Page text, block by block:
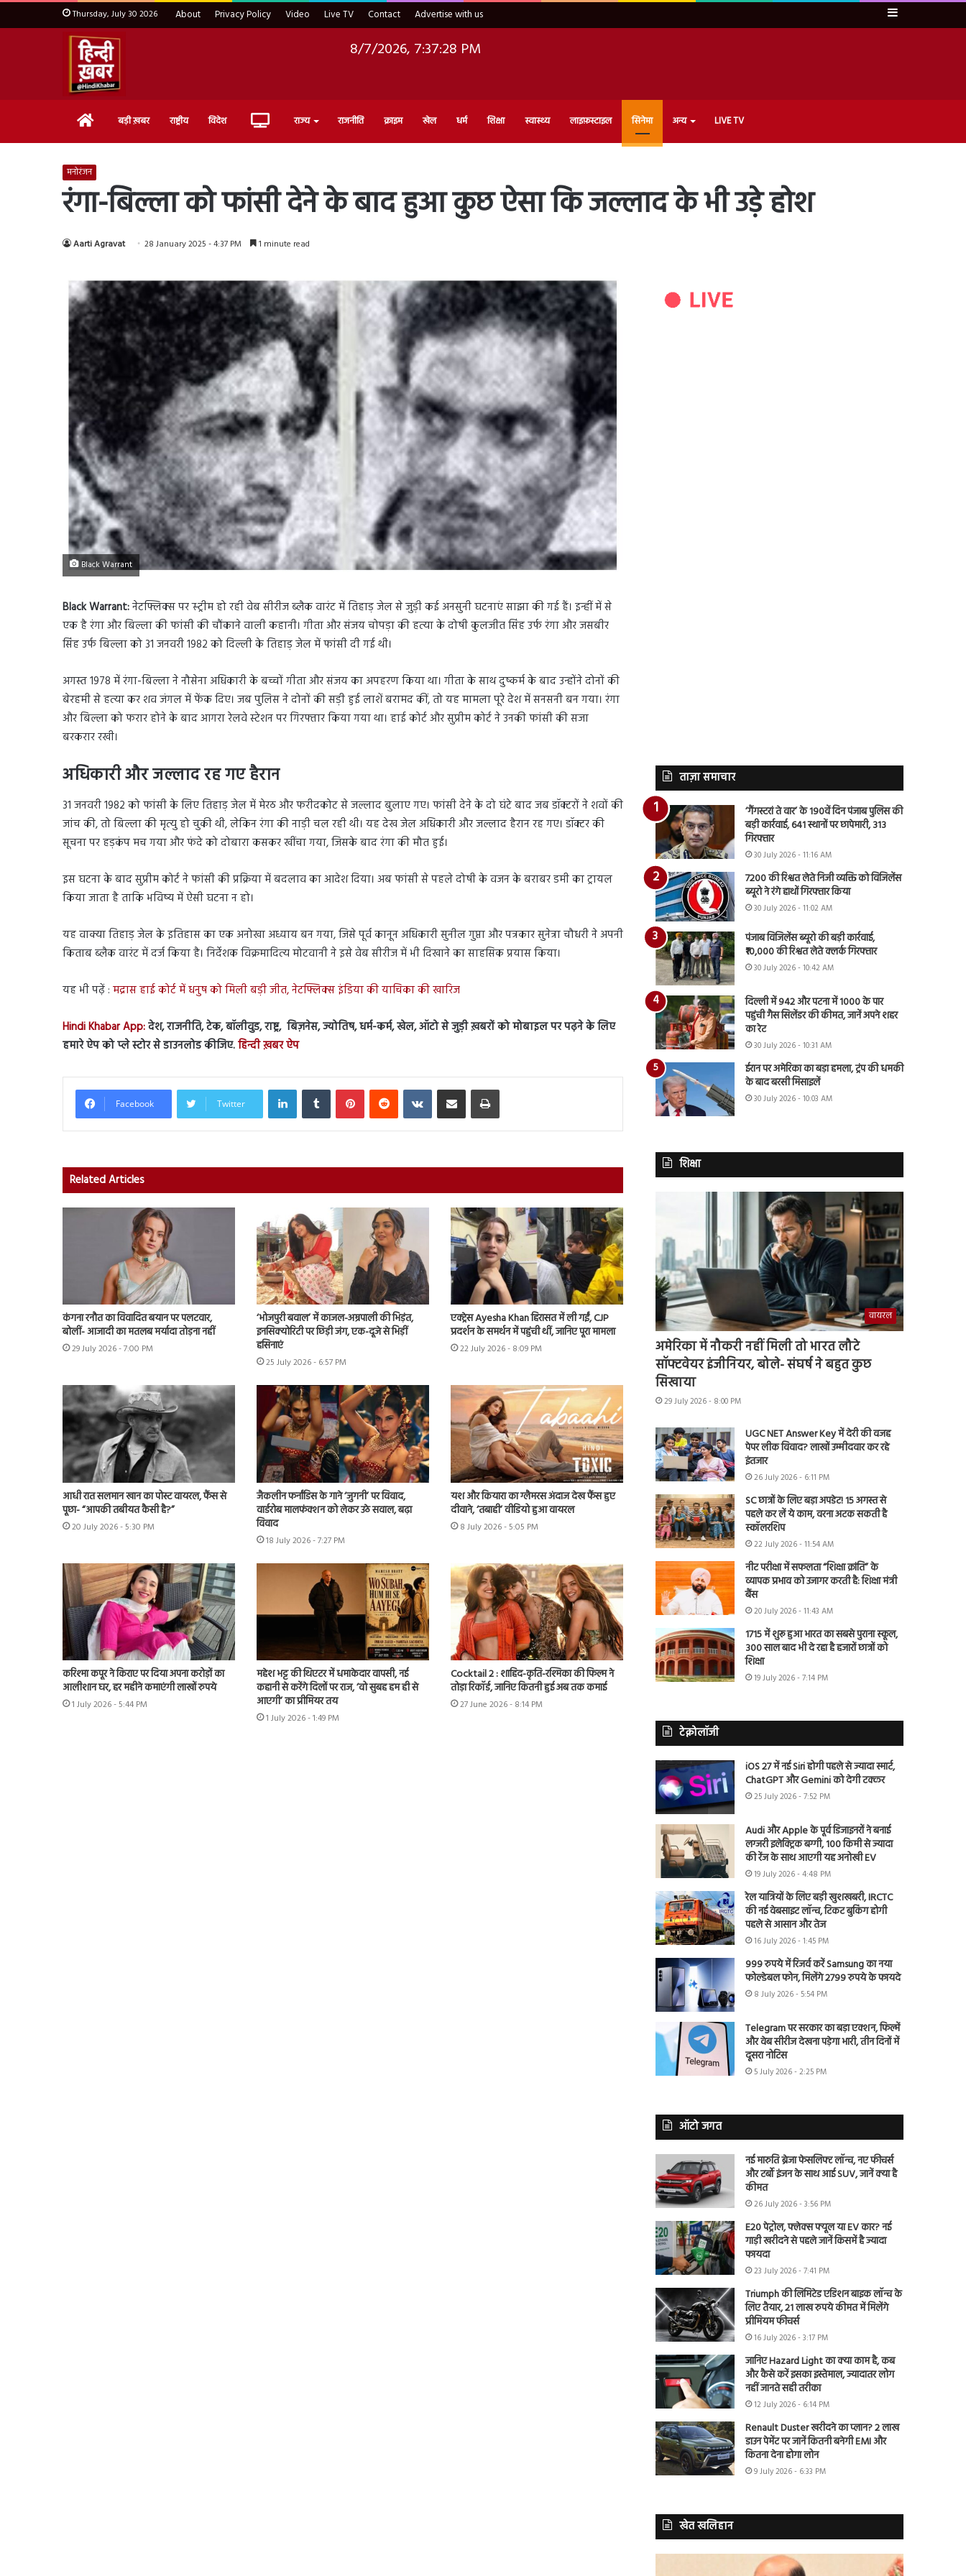
Thursday, July 30 2026 About Privacy Policy Video Live TV Contact Advertise with us Sidebar
8/7/2026, 7:37:29 PM
Home बड़ी ख़बर राष्ट्रीय विदेश Live राज्य राजनीति क्राइम खेल धर्म शिक्षा स्वास्थ्य लाइफ़स्टाइल सिनेमा अन्य LIVE TV
मनोरंजन
रंगा-बिल्ला को फांसी देने के बाद हुआ कुछ ऐसा कि जल्लाद के भी उड़े होश
Aarti Agravat 28 January 2025 - 4:37 PM 1 minute read
Black Warrant
Black Warrant:नेटफ्लिक्स पर स्ट्रीम हो रही वेब सीरीज ब्लैक वारंट में तिहाड़ जेल से जुड़ी कई अनसुनी घटनाएं साझा की गई हैं। इन्हीं में से
एक है रंगा और बिल्ला की फांसी की चौंकाने वाली कहानी। गीता और संजय चोपड़ा की हत्या के दोषी कुलजीत सिंह उर्फ रंगा और जसबीर
सिंह उर्फ बिल्ला को 31 जनवरी 1982 को दिल्ली के तिहाड़ जेल में फांसी दी गई थी।
अगस्त 1978 में रंगा-बिल्ला ने नौसेना अधिकारी के बच्चों गीता और संजय का अपहरण किया था। गीता के साथ दुष्कर्म के बाद उन्होंने दोनों की
बेरहमी से हत्या कर शव जंगल में फेंक दिए। जब पुलिस ने दोनों की सड़ी हुई लाशें बरामद कीं, तो यह मामला पूरे देश में सनसनी बन गया। रंगा
और बिल्ला को फरार होने के बाद आगरा रेलवे स्टेशन पर गिरफ्तार किया गया था। हाई कोर्ट और सुप्रीम कोर्ट ने उनकी फांसी की सजा
बरकरार रखी।
अधिकारी और जल्लाद रह गए हैरान
31 जनवरी 1982 को फांसी के लिए तिहाड़ जेल में मेरठ और फरीदकोट से जल्लाद बुलाए गए। फांसी देने के दो घंटे बाद जब डॉक्टरों ने शवों की
जांच की, तो बिल्ला की मृत्यु हो चुकी थी, लेकिन रंगा की नाड़ी चल रही थी। यह देख जेल अधिकारी और जल्लाद हैरान रह गए। डॉक्टर की
सूचना पर हड़कंप मच गया और फंदे को दोबारा कसकर खींचा गया, जिसके बाद रंगा की मौत हुई।
इस घटना के बाद सुप्रीम कोर्ट ने फांसी की प्रक्रिया में बदलाव का आदेश दिया। अब फांसी से पहले दोषी के वजन के बराबर डमी का ट्रायल
किया जाता है ताकि भविष्य में ऐसी घटना न हो।
यह वाक्या तिहाड़ जेल के इतिहास का एक अनोखा अध्याय बन गया, जिसे पूर्व कानून अधिकारी सुनील गुप्ता और पत्रकार सुनेत्रा चौधरी ने अपनी
किताब ब्लैक वारंट में दर्ज किया है। निर्देशक विक्रमादित्य मोटवानी ने इसे वेब सीरीज में भी दिखाने का साहसिक प्रयास किया।
यह भी पढ़ें : मद्रास हाई कोर्ट में धनुष को मिली बड़ी जीत, नेटफ्लिक्स इंडिया की याचिका की खारिज
Hindi Khabar App:देश, राजनीति, टेक, बॉलीवुड, राष्ट्र, बिज़नेस, ज्योतिष, धर्म-कर्म, खेल, ऑटो से जुड़ी ख़बरों को मोबाइल पर पढ़ने के लिए
हमारे ऐप को प्ले स्टोर से डाउनलोड कीजिए.हिन्दी ख़बर ऐप
Facebook Twitter
LinkedInTumblr PinterestReddit VKontakteShare via Email Print
Related Articles
कंगना रनौत का विवादित बयान पर पलटवार,
बोलीं- आजादी का मतलब मर्यादा तोड़ना नहीं
29 July 2026 - 7:00 PM
‘भोजपुरी बवाल’ में काजल-अम्रपाली की भिड़ंत,
इनसिक्योरिटी पर छिड़ी जंग, एक-दूजे से भिड़ीं
हसिनाएं
25 July 2026 - 6:57 PM
एक्ट्रेस Ayesha Khan हिरासत में ली गईं, CJP
प्रदर्शन के समर्थन में पहुंची थीं, जानिए पूरा मामला
22 July 2026 - 8:09 PM
आधी रात सलमान खान का पोस्ट वायरल, फैंस से
पूछा- “आपकी तबीयत कैसी है?”
20 July 2026 - 5:30 PM
जैकलीन फर्नांडिस के गाने ‘जुगनी’ पर विवाद,
वार्डरोब मालफंक्शन को लेकर उठे सवाल, बढ़ा
विवाद
18 July 2026 - 7:27 PM
यश और कियारा का ग्लैमरस अंदाज देख फैंस हुए
दीवाने, ‘तबाही’ वीडियो हुआ वायरल
8 July 2026 - 5:05 PM
करिश्मा कपूर ने किराए पर दिया अपना करोड़ों का
आलीशान घर, हर महीने कमाएंगी लाखों रुपये
1 July 2026 - 5:44 PM
महेश भट्ट की थिएटर में धमाकेदार वापसी, नई
कहानी से करेंगे दिलों पर राज, ‘वो सुबह हम ही से
आएगी’ का प्रीमियर तय
1 July 2026 - 1:49 PM
Cocktail 2 : शाहिद-कृति-रश्मिका की फिल्म ने
तोड़ा रिकॉर्ड, जानिए कितनी हुई अब तक कमाई
27 June 2026 - 8:14 PM
ताज़ा समाचार
‘गैंगस्टरां ते वार’ के 190वें दिन पंजाब पुलिस की
बड़ी कार्रवाई, 641 स्थानों पर छापेमारी, 313
गिरफ्तार
30 July 2026 - 11:16 AM
7200 की रिश्वत लेते निजी व्यक्ति को विजिलेंस
ब्यूरो ने रंगे हाथों गिरफ्तार किया
30 July 2026 - 11:02 AM
पंजाब विजिलेंस ब्यूरो की बड़ी कार्रवाई,
₹10,000 की रिश्वत लेते क्लर्क गिरफ्तार
30 July 2026 - 10:42 AM
दिल्ली में 942 और पटना में 1000 के पार
पहुंची गैस सिलेंडर की कीमत, जानें अपने शहर
का रेट
30 July 2026 - 10:31 AM
ईरान पर अमेरिका का बड़ा हमला, ट्रंप की धमकी
के बाद बरसी मिसाइलें
30 July 2026 - 10:03 AM
शिक्षा
वायरल
अमेरिका में नौकरी नहीं मिली तो भारत लौटे
सॉफ्टवेयर इंजीनियर, बोले- संघर्ष ने बहुत कुछ
सिखाया
29 July 2026 - 8:00 PM
UGC NET Answer Key में देरी की वजह
पेपर लीक विवाद? लाखों उम्मीदवार कर रहे
इंतजार
26 July 2026 - 6:11 PM
SC छात्रों के लिए बड़ा अपडेट! 15 अगस्त से
पहले कर लें ये काम, वरना अटक सकती है
स्कॉलरशिप
22 July 2026 - 11:54 AM
नीट परीक्षा में सफलता “शिक्षा क्रांति” के
व्यापक प्रभाव को उजागर करती है: शिक्षा मंत्री
बैंस
20 July 2026 - 11:43 AM
1715 में शुरू हुआ भारत का सबसे पुराना स्कूल,
300 साल बाद भी दे रहा है हजारों छात्रों को
शिक्षा
19 July 2026 - 7:14 PM
टेक्नोलॉजी
iOS 27 में नई Siri होगी पहले से ज्यादा स्मार्ट,
ChatGPT और Gemini को देगी टक्कर
25 July 2026 - 7:52 PM
Audi और Apple के पूर्व डिजाइनरों ने बनाई
लग्जरी इलेक्ट्रिक बग्गी, 100 किमी से ज्यादा
की रेंज के साथ आएगी यह अनोखी EV
19 July 2026 - 4:48 PM
रेल यात्रियों के लिए बड़ी खुशखबरी, IRCTC
की नई वेबसाइट लॉन्च, टिकट बुकिंग होगी
पहले से आसान और तेज
16 July 2026 - 1:45 PM
999 रुपये में रिजर्व करें Samsung का नया
फोल्डेबल फोन, मिलेंगे 2799 रुपये के फायदे
8 July 2026 - 5:54 PM
Telegram पर सरकार का बड़ा एक्शन, फिल्में
और वेब सीरीज देखना पड़ेगा भारी, तीन दिनों में
दूसरा नोटिस
5 July 2026 - 2:25 PM
ऑटो जगत
नई मारुति ब्रेजा फेसलिफ्ट लॉन्च, नए फीचर्स
और टर्बो इंजन के साथ आई SUV, जानें क्या है
कीमत
26 July 2026 - 3:56 PM
E20 पेट्रोल, फ्लेक्स फ्यूल या EV कार? नई
गाड़ी खरीदने से पहले जानें किसमें है ज्यादा
फायदा
23 July 2026 - 7:41 PM
Triumph की लिमिटेड एडिशन बाइक लॉन्च के
लिए तैयार, 21 लाख रुपये कीमत में मिलेंगे
प्रीमियम फीचर्स
16 July 2026 - 3:17 PM
जानिए Hazard Light का क्या काम है, कब
और कैसे करें इसका इस्तेमाल, ज्यादातर लोग
नहीं जानते सही तरीका
12 July 2026 - 6:14 PM
Renault Duster खरीदने का प्लान? 2 लाख
डाउन पेमेंट पर जानें कितनी बनेगी EMI और
कितना देना होगा लोन
9 July 2026 - 6:33 PM
खेत खलिहान